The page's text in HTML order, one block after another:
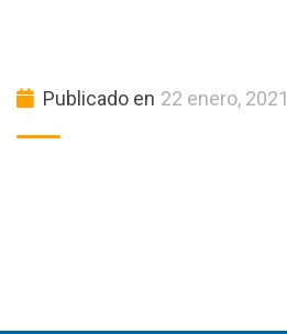
Publicado en 22 enero, 2021